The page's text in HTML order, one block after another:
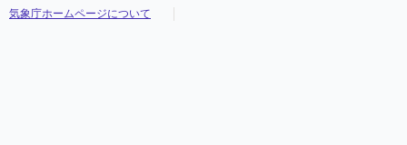
気象庁ホームページについて